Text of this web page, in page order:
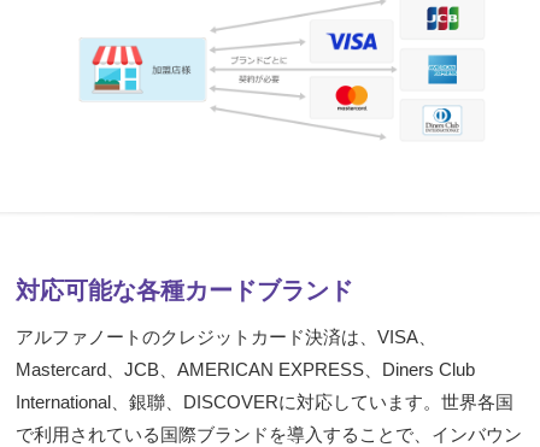
対応可能な各種カードブランド
アルファノートのクレジットカード決済は、VISA、
Mastercard、JCB、AMERICAN EXPRESS、Diners Club
International、銀聯、DISCOVERに対応しています。世界各国
で利用されている国際ブランドを導入することで、インバウン